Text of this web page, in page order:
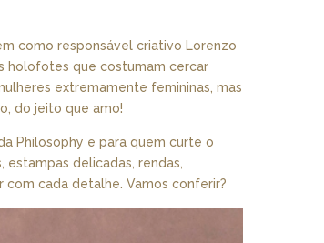
como responsável criativo Lorenzo
holofotes que costumam cercar
extremamente femininas, mas
do jeito que amo!
Philosophy e para quem curte o
delicadas, rendas,
com cada detalhe. Vamos conferir?